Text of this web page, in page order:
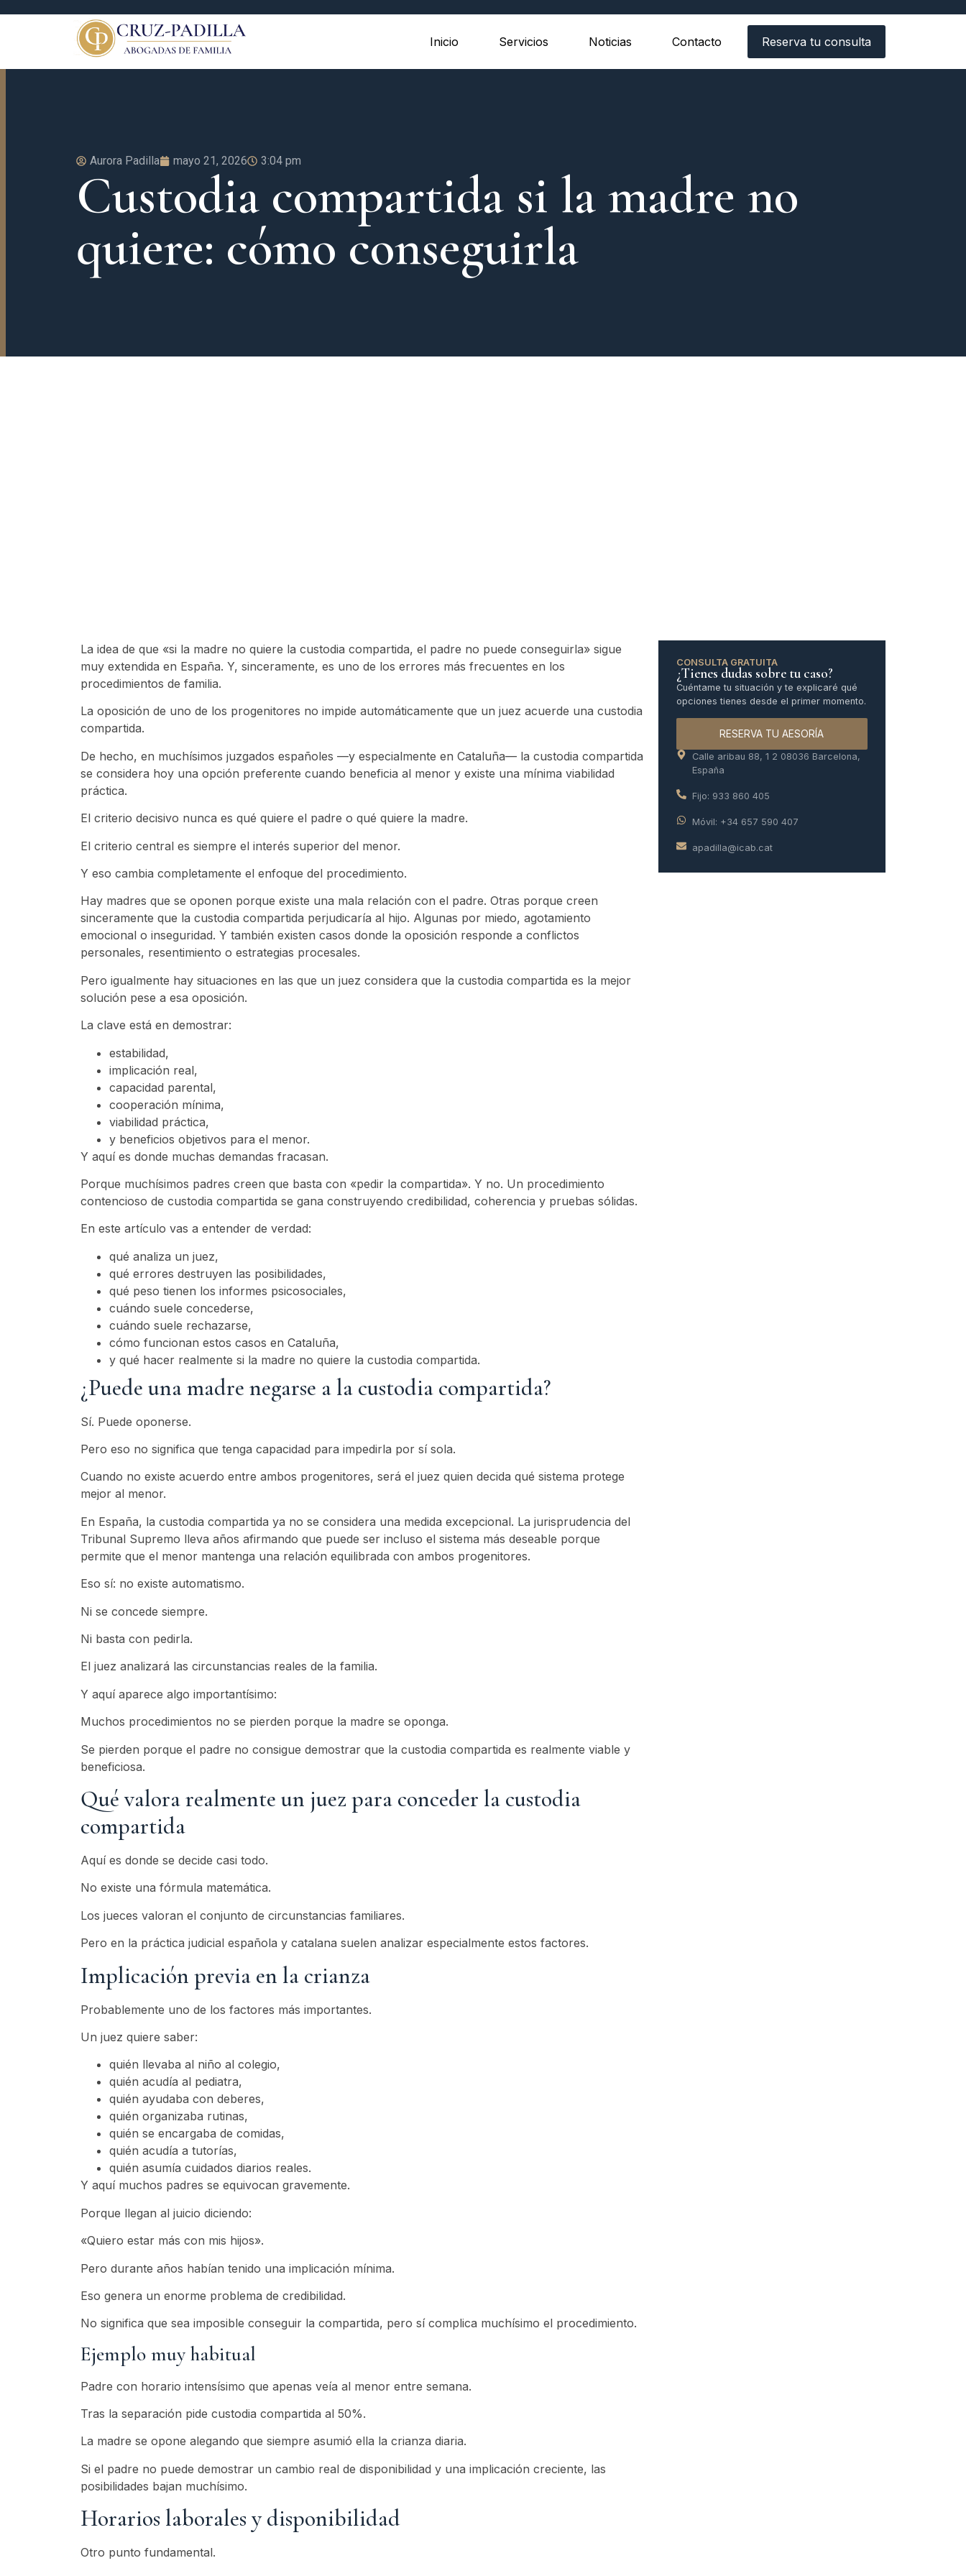
Inicio Servicios Noticias Contacto Reserva tu consulta
Aurora Padilla mayo 21, 2026 3:04 pm
Custodia compartida si la madre no
quiere: cómo conseguirla
La idea de que «si la madre no quiere la custodia compartida, el padre no puede conseguirla» sigue
muy extendida en España. Y, sinceramente, es uno de los errores más frecuentes en los
procedimientos de familia.
La oposición de uno de los progenitores no impide automáticamente que un juez acuerde una custodia
compartida.
De hecho, en muchísimos juzgados españoles —y especialmente en Cataluña— la custodia compartida
se considera hoy una opción preferente cuando beneficia al menor y existe una mínima viabilidad
práctica.
El criterio decisivo nunca es qué quiere el padre o qué quiere la madre.
El criterio central es siempre el interés superior del menor.
Y eso cambia completamente el enfoque del procedimiento.
Hay madres que se oponen porque existe una mala relación con el padre. Otras porque creen
sinceramente que la custodia compartida perjudicaría al hijo. Algunas por miedo, agotamiento
emocional o inseguridad. Y también existen casos donde la oposición responde a conflictos
personales, resentimiento o estrategias procesales.
Pero igualmente hay situaciones en las que un juez considera que la custodia compartida es la mejor
solución pese a esa oposición.
La clave está en demostrar:
estabilidad,
implicación real,
capacidad parental,
cooperación mínima,
viabilidad práctica,
y beneficios objetivos para el menor.
Y aquí es donde muchas demandas fracasan.
Porque muchísimos padres creen que basta con «pedir la compartida». Y no. Un procedimiento
contencioso de custodia compartida se gana construyendo credibilidad, coherencia y pruebas sólidas.
En este artículo vas a entender de verdad:
qué analiza un juez,
qué errores destruyen las posibilidades,
qué peso tienen los informes psicosociales,
cuándo suele concederse,
cuándo suele rechazarse,
cómo funcionan estos casos en Cataluña,
y qué hacer realmente si la madre no quiere la custodia compartida.
¿Puede una madre negarse a la custodia compartida?
Sí. Puede oponerse.
Pero eso no significa que tenga capacidad para impedirla por sí sola.
Cuando no existe acuerdo entre ambos progenitores, será el juez quien decida qué sistema protege
mejor al menor.
En España, la custodia compartida ya no se considera una medida excepcional. La jurisprudencia del
Tribunal Supremo lleva años afirmando que puede ser incluso el sistema más deseable porque
permite que el menor mantenga una relación equilibrada con ambos progenitores.
Eso sí: no existe automatismo.
Ni se concede siempre.
Ni basta con pedirla.
El juez analizará las circunstancias reales de la familia.
Y aquí aparece algo importantísimo:
Muchos procedimientos no se pierden porque la madre se oponga.
Se pierden porque el padre no consigue demostrar que la custodia compartida es realmente viable y
beneficiosa.
Qué valora realmente un juez para conceder la custodia
compartida
Aquí es donde se decide casi todo.
No existe una fórmula matemática.
Los jueces valoran el conjunto de circunstancias familiares.
Pero en la práctica judicial española y catalana suelen analizar especialmente estos factores.
Implicación previa en la crianza
Probablemente uno de los factores más importantes.
Un juez quiere saber:
quién llevaba al niño al colegio,
quién acudía al pediatra,
quién ayudaba con deberes,
quién organizaba rutinas,
quién se encargaba de comidas,
quién acudía a tutorías,
quién asumía cuidados diarios reales.
Y aquí muchos padres se equivocan gravemente.
Porque llegan al juicio diciendo:
«Quiero estar más con mis hijos».
Pero durante años habían tenido una implicación mínima.
Eso genera un enorme problema de credibilidad.
No significa que sea imposible conseguir la compartida, pero sí complica muchísimo el procedimiento.
Ejemplo muy habitual
Padre con horario intensísimo que apenas veía al menor entre semana.
Tras la separación pide custodia compartida al 50%.
La madre se opone alegando que siempre asumió ella la crianza diaria.
Si el padre no puede demostrar un cambio real de disponibilidad y una implicación creciente, las
posibilidades bajan muchísimo.
Horarios laborales y disponibilidad
Otro punto fundamental.
CONSULTA GRATUITA
¿Tienes dudas sobre tu caso?
Cuéntame tu situación y te explicaré qué
opciones tienes desde el primer momento.
RESERVA TU AESORÍA
Calle aribau 88, 1 2 08036 Barcelona,
España
Fijo: 933 860 405
Móvil: +34 657 590 407
apadilla@icab.cat